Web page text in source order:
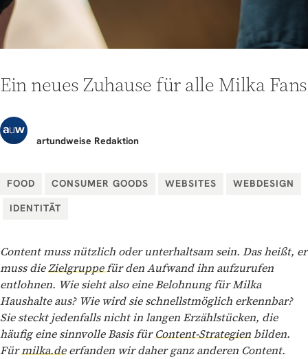
Ein neues Zuhause für alle Milka Fans
artundweise Redaktion
FOOD CONSUMER GOODS WEBSITES
WEBDESIGN
IDENTITÄT
Content muss nützlich oder unterhaltsam sein. Das heißt, er
muss dieZielgruppefür den Aufwand ihn aufzurufen
entlohnen. Wie sieht also eine Belohnung für Milka
Haushalte aus? Wie wird sie schnellstmöglich erkennbar?
Sie steckt jedenfalls nicht in langen Erzählstücken, die
häufig eine sinnvolle Basis fürContent-Strategienbilden.
Fürmilka.deerfanden wir daher ganz anderen Content.